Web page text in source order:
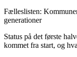
Fælleslisten:
generationer
Status på det første
kommet fra start, og